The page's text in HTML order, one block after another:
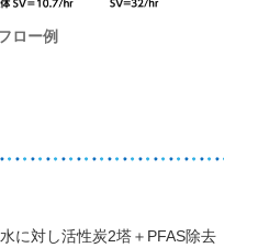
ロー例
に対し活性炭2塔＋PFAS除去